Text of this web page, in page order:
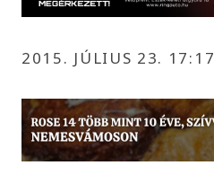
2015. JÚLIUS 23. 17:17